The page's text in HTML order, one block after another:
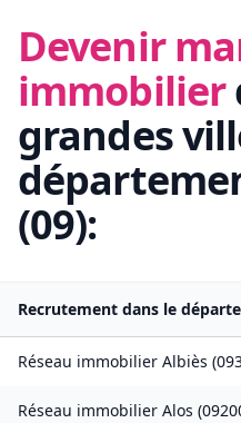
Devenir
immobilier
grandes
(09):
Recrutement dans le
Réseau immobilier Albiès (
Réseau immobilier Alos (